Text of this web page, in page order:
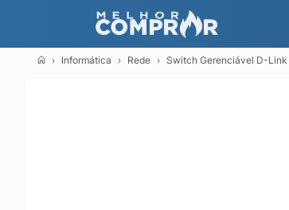
Informática Rede Switch Gerenciável D-